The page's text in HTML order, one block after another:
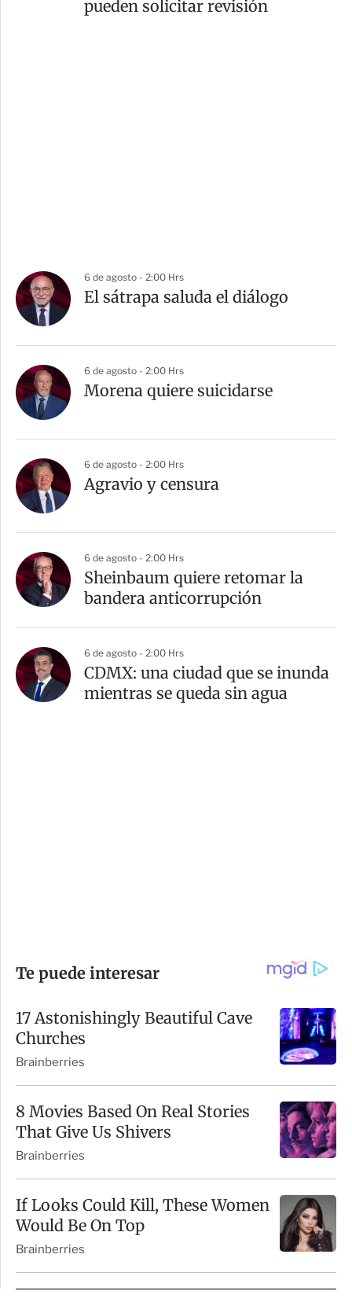
pueden solicitar revisión
6 de agosto - 2:00 Hrs
El sátrapa saluda el diálogo
6 de agosto - 2:00 Hrs
Morena quiere suicidarse
6 de agosto - 2:00 Hrs
Agravio y censura
6 de agosto - 2:00 Hrs
Sheinbaum quiere retomar la
bandera anticorrupción
6 de agosto - 2:00 Hrs
CDMX: una ciudad que se inunda
mientras se queda sin agua